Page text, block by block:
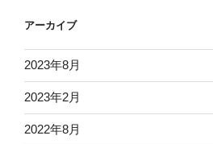
アーカイブ
2023年8月
2023年2月
2022年8月